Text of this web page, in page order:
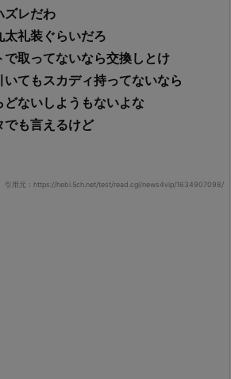
ズレだわ
礼装ぐらいだろ
で取ってないなら交換しとけ
てもスカディ持ってないなら
ないしようもないよな
でも言えるけど
引用元：https://hebi.5ch.net/test/read.cgi/news4vip/1634907098/